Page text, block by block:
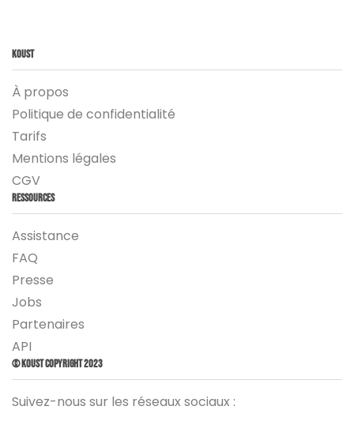
Koust
À propos
Politique de confidentialité
Tarifs
Mentions légales
CGV
Ressources
Assistance
FAQ
Presse
Jobs
Partenaires
API
© Koust Copyright 2023
Suivez-nous sur les réseaux sociaux :